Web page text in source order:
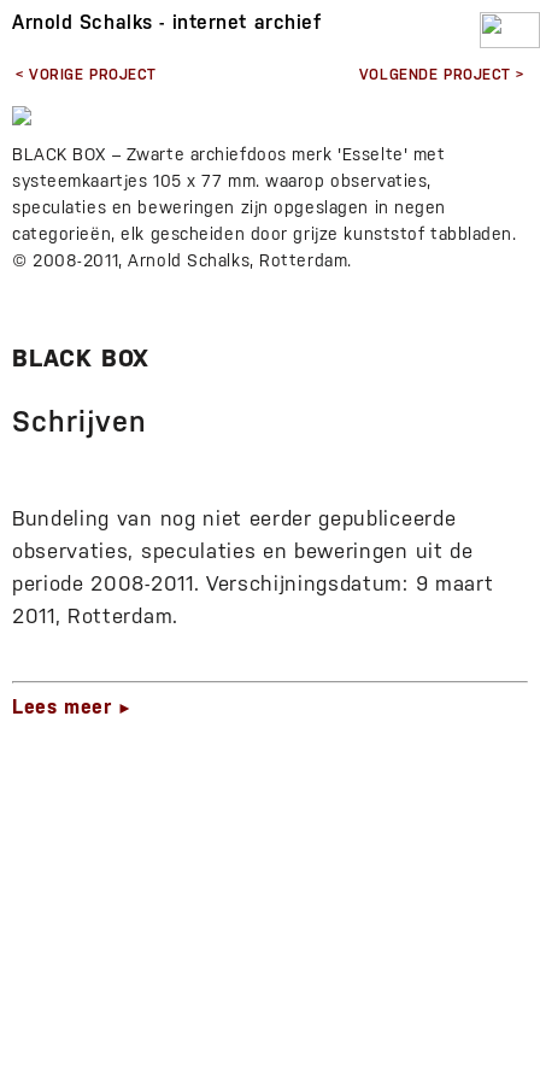
Arnold Schalks - internet archief
< VORIGE PROJECT VOLGENDE PROJECT >
BLACK BOX – Zwarte archiefdoos merk 'Esselte' met
systeemkaartjes 105 x 77 mm. waarop observaties,
speculaties en beweringen zijn opgeslagen in negen
categorieën, elk gescheiden door grijze kunststof tabbladen.
© 2008-2011, Arnold Schalks, Rotterdam.
BLACK BOX
Schrijven
Bundeling van nog niet eerder gepubliceerde
observaties, speculaties en beweringen uit de
periode 2008-2011. Verschijningsdatum: 9 maart
2011, Rotterdam.
Lees meer ►